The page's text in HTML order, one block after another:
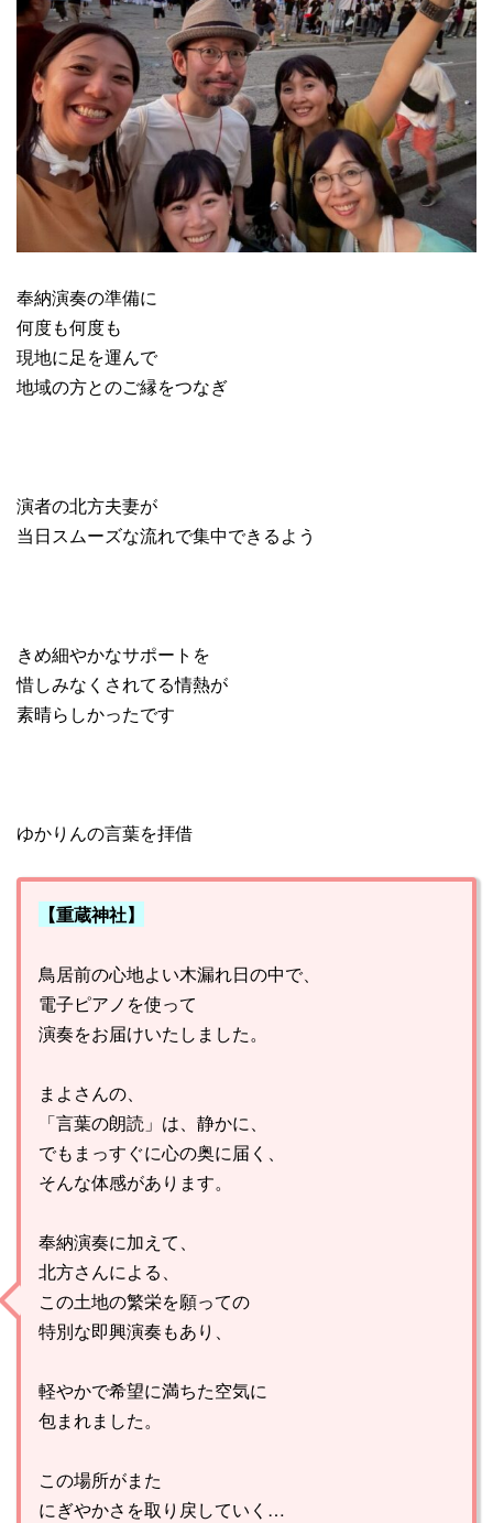
奉納演奏の準備に
何度も何度も
現地に足を運んで
地域の方とのご縁をつなぎ
演者の北方夫妻が
当日スムーズな流れで集中できるよう
きめ細やかなサポートを
惜しみなくされてる情熱が
素晴らしかったです
ゆかりんの言葉を拝借
【重蔵神社】
鳥居前の心地よい木漏れ日の中で、
電子ピアノを使って
演奏をお届けいたしました。
まよさんの、
「言葉の朗読」は、静かに、
でもまっすぐに心の奥に届く、
そんな体感があります。
奉納演奏に加えて、
北方さんによる、
この土地の繁栄を願っての
特別な即興演奏もあり、
軽やかで希望に満ちた空気に
包まれました。
この場所がまた
にぎやかさを取り戻していく…